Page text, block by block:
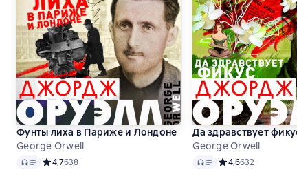
Фунты лиха в Париже и Лондоне
George Orwell
Audio Средний рейтинг 4,7 на основе 638 оценок
4,7638
Да здравствует фикус!
George Orwell
Audio Средний рейтинг 4,6
4,6632